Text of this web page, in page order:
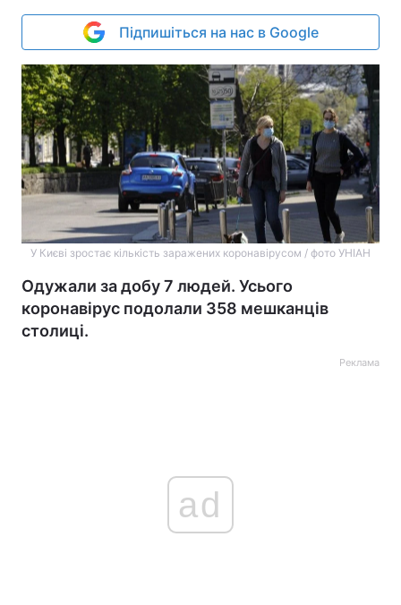
Підпишіться на нас в Google
У Києві зростає кількість заражених коронавірусом / фото УНІАН
Одужали за добу 7 людей. Усього
коронавірус подолали 358 мешканців
столиці.
Реклама
ad